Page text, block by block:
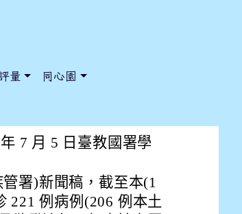
量 同心園
高原期，請持續加強
7 月 5 日臺教國署學
署)新聞稿，截至本(1
221 例病例(206 例本土
style=font-size: 1rem; background-
style=font-size: 1rem; background-